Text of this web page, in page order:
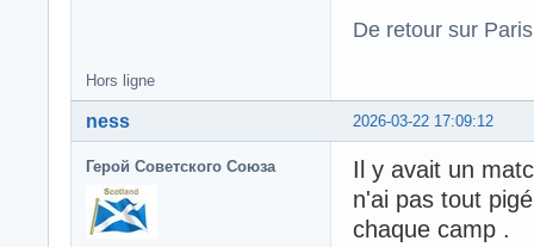
De retour sur Paris
Hors ligne
2026-03-22 17:09:12
ness
Герой Советского Союза
Il y avait un
n'ai pas tout
chaque camp .